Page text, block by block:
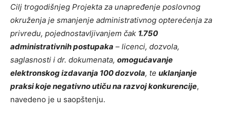
Cilj trogodišnjeg Projekta za unapređenje poslovnog
okruženja je smanjenje administrativnog opterećenja za
privredu, pojednostavljivanjem čak 1.750
administrativnih postupaka – licenci, dozvola,
saglasnosti i dr. dokumenata, omogućavanje
elektronskog izdavanja 100 dozvola, te uklanjanje
praksi koje negativno utiču na razvoj konkurencije,
navedeno je u saopštenju.